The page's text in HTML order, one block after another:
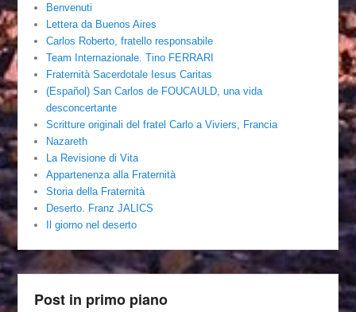
Benvenuti
Lettera da Buenos Aires
Carlos Roberto, fratello responsabile
Team Internazionale. Tino FERRARI
Fraternità Sacerdotale Iesus Caritas
(Español) San Carlos de FOUCAULD, una vida
desconcertante
Scritture originali del fratel Carlo a Viviers, Francia
Nazareth
La Revisione di Vita
Appartenenza alla Fraternità
Storia della Fraternità
Deserto. Franz JALICS
Il giorno nel deserto
Post in primo piano